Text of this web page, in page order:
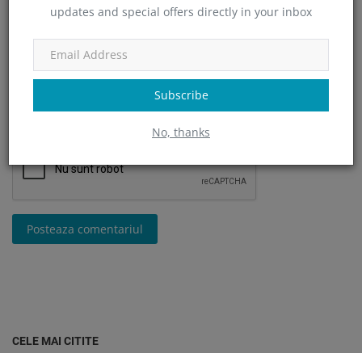
updates and special offers directly in your inbox
Subscribe
No, thanks
Posteaza comentariul
CELE MAI CITITE